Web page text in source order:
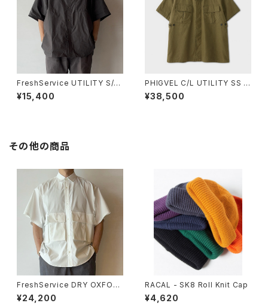
FreshService UTILITY S/S
B.D SHIRT
¥15,400
PHIGVEL C/L UTILITY SS S
HIRT JACKET
¥38,500
その他の商品
FreshService DRY OXFOR
D FLAP POCKET S/S SHIRT
¥24,200
RACAL - SK8 Roll Knit Cap
¥4,620